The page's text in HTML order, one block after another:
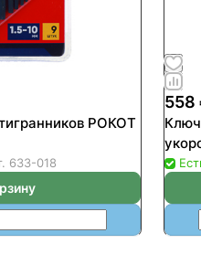
РОКОТ
633-018
558